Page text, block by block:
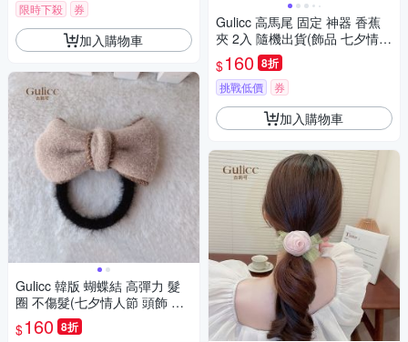
限時下殺 券
加入購物車
Gulicc 韓版 蝴蝶結 高彈力 髮
圈 不傷髮(七夕情人節 頭飾 髮
夾 抓夾 髮圈 韓國 生日禮物 )
$160 8折
Gulicc 高馬尾 固定 神器 香蕉
夾 2入 隨機出貨(飾品 七夕情人
節 頭飾 髮帶 髮箍 生日禮物 主
題穿搭 約會 )
$160 8折
挑戰低價 券
加入購物車